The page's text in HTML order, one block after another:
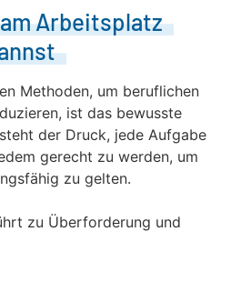
Arbeitsplatz
Methoden, um beruflichen
ist das bewusste
der Druck, jede Aufgabe
gerecht zu werden, um
zu gelten.
zu Überforderung und